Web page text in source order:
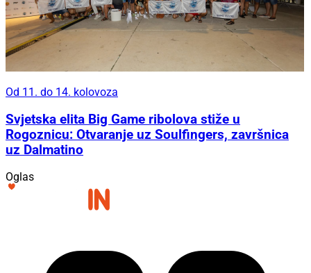
Od 11. do 14. kolovoza
Svjetska elita Big Game ribolova stiže u
Rogoznicu: Otvaranje uz Soulfingers, završnica
uz Dalmatino
Oglas